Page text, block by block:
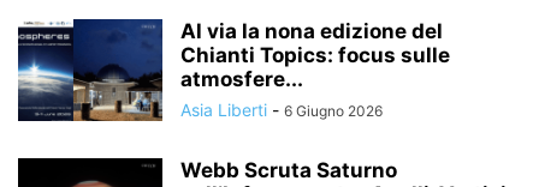
Al via la nona edizione del
Chianti Topics: focus sulle
atmosfere...
Asia Liberti - 6 Giugno 2026
Webb Scruta Saturno